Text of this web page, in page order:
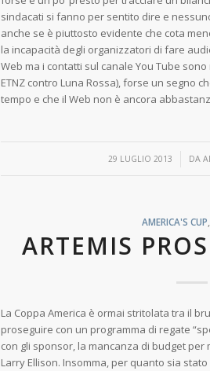
sindacati si fanno per sentito dire e
anche se è piuttosto evidente che cota
la incapacità degli organizzatori di fare
Web ma i contatti sul canale You Tube
ETNZ contro Luna Rossa), forse un segno
tempo e che il Web non è ancora
29 LUGLIO 2013
/ DA
AMERICA'S CUP
ARTEMIS
La Coppa America è ormai stritolata tra il
proseguire con un programma di regate
con gli sponsor, la mancanza di budget
Larry Ellison. Insomma, per quanto sia